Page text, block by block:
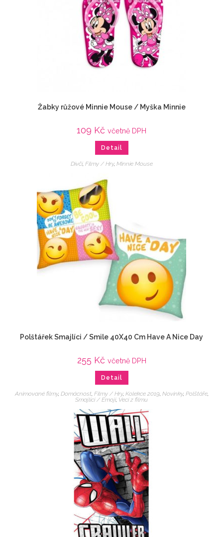
Žabky růžové Minnie Mouse / Myška Minnie
109 Kč včetně DPH
Detail
Dívčí, Filmy / Hry, Minnie Mouse
Polštářek Smajlíci / Smile 40X40 Cm Have A Nice Day
255 Kč včetně DPH
Detail
Animované filmy, Domácnost, Filmy / Hry, Kolekce 2019, Novinky, Polštáře,
Smajlíci / Emoji, Veci z filmu